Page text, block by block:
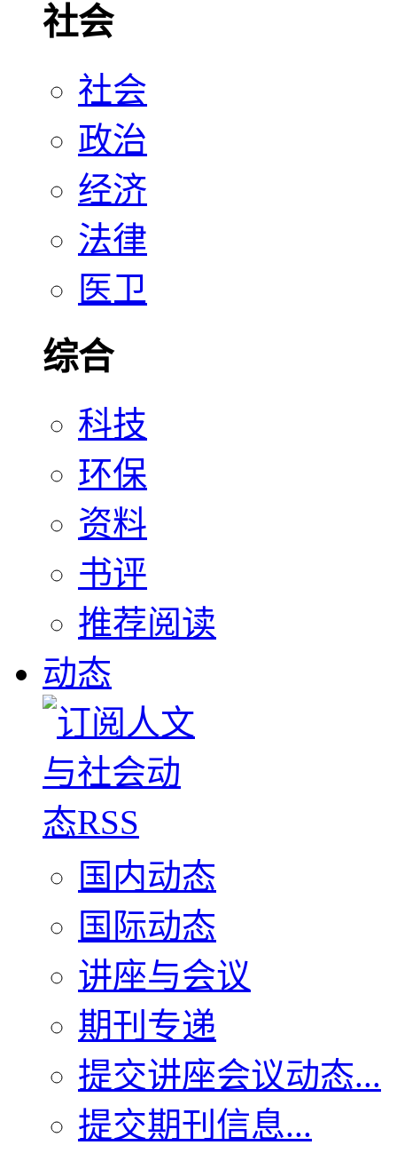
社会
社会
政治
经济
法律
医卫
综合
科技
环保
资料
书评
推荐阅读
动态
国内动态
国际动态
讲座与会议
期刊专递
提交讲座会议动态...
提交期刊信息...